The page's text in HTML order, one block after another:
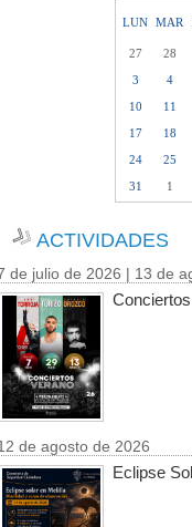
LUN MAR
27 28
3
4
10
11
17
18
24
25
31
1
ACTIVIDADES
de julio de 2026 | 13 de
de agosto de 2026
Eclipse